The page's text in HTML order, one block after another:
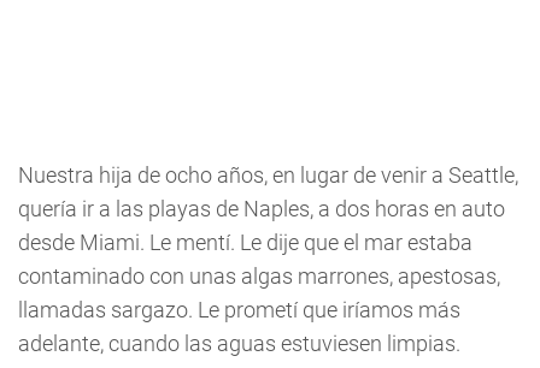
Nuestra hija de ocho años, en lugar de venir a Seattle,
quería ir a las playas de Naples, a dos horas en auto
desde Miami. Le mentí. Le dije que el mar estaba
contaminado con unas algas marrones, apestosas,
llamadas sargazo. Le prometí que iríamos más
adelante, cuando las aguas estuviesen limpias.